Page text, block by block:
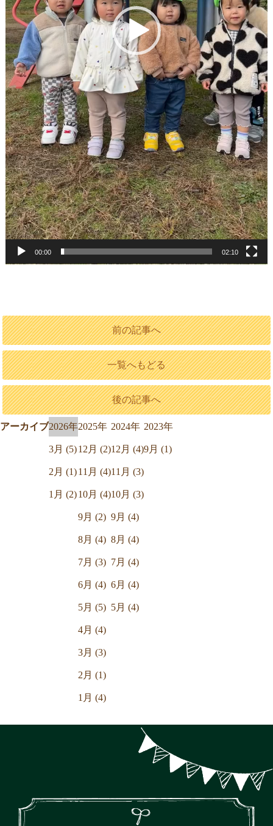
00:00 02:10
前の記事へ
一覧へもどる
後の記事へ
アーカイブ2026年
3月 (5)
2月 (1)
1月 (2)
2025年
12月 (2)
11月 (4)
10月 (4)
9月 (2)
8月 (4)
7月 (3)
6月 (4)
5月 (5)
4月 (4)
3月 (3)
2月 (1)
1月 (4)
2024年
12月 (4)
11月 (3)
10月 (3)
9月 (4)
8月 (4)
7月 (4)
6月 (4)
5月 (4)
2023年
9月 (1)